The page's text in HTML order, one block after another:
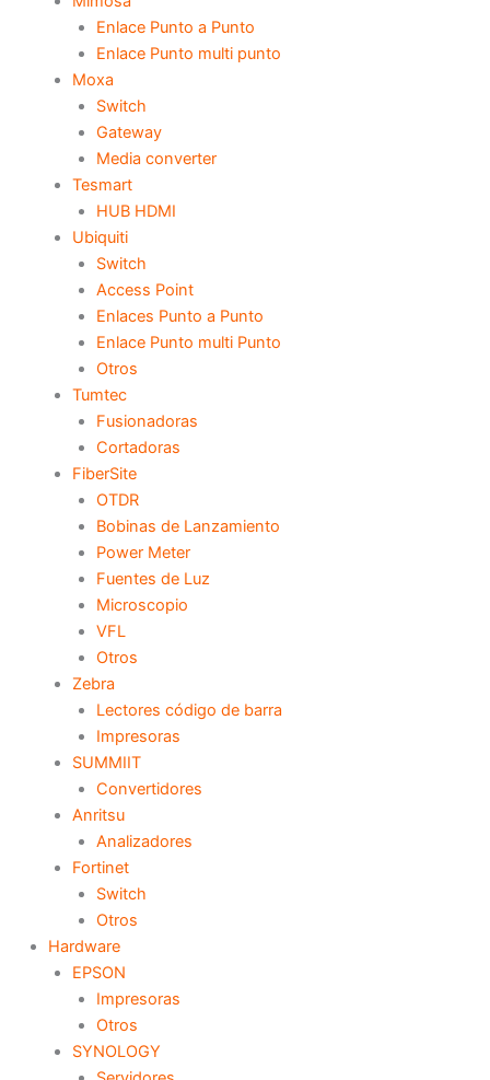
Enlace Punto a Punto
Enlace Punto multi punto
Moxa
Switch
Gateway
Media converter
Tesmart
HUB HDMI
Ubiquiti
Switch
Access Point
Enlaces Punto a Punto
Enlace Punto multi Punto
Otros
Tumtec
Fusionadoras
Cortadoras
FiberSite
OTDR
Bobinas de Lanzamiento
Power Meter
Fuentes de Luz
Microscopio
VFL
Otros
Zebra
Lectores código de barra
Impresoras
SUMMIIT
Convertidores
Anritsu
Analizadores
Fortinet
Switch
Otros
Hardware
EPSON
Impresoras
Otros
SYNOLOGY